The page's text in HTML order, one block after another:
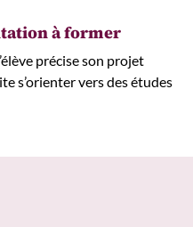
à former
précise son projet
s’orienter vers des études